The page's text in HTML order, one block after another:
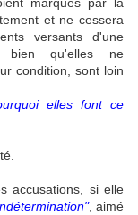
et ne cessera
versants d'une
bien qu'elles ne
condition, sont loin
elles font ce
accusations, si elle
, aimé